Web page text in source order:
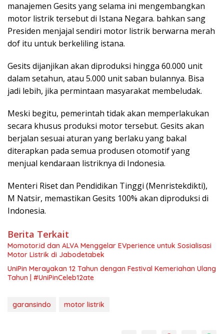
manajemen Gesits yang selama ini mengembangkan
motor listrik tersebut di Istana Negara. bahkan sang
Presiden menjajal sendiri motor listrik berwarna merah
dof itu untuk berkeliling istana.
Gesits dijanjikan akan diproduksi hingga 60.000 unit
dalam setahun, atau 5.000 unit saban bulannya. Bisa
jadi lebih, jika permintaan masyarakat membeludak.
Meski begitu, pemerintah tidak akan memperlakukan
secara khusus produksi motor tersebut. Gesits akan
berjalan sesuai aturan yang berlaku yang bakal
diterapkan pada semua produsen otomotif yang
menjual kendaraan listriknya di Indonesia.
Menteri Riset dan Pendidikan Tinggi (Menristekdikti),
M Natsir, memastikan Gesits 100% akan diproduksi di
Indonesia.
Berita Terkait
Momotor.id dan ALVA Menggelar EVperience untuk Sosialisasi
Motor Listrik di Jabodetabek
UniPin Merayakan 12 Tahun dengan Festival Kemeriahan Ulang
Tahun | #UniPinCeleb12ate
garansindo motor listrik